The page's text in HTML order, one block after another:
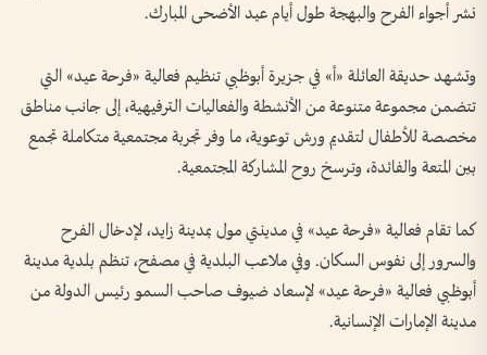
نشر أجواء الفرح والبهجة طول أيام عيد الأضحى المبارك.
وتشهد حديقة العائلة «أ» في جزيرة أبوظبي تنظيم فعالية «فرحة عيد» التي
تتضمن مجموعة متنوعة من الأنشطة والفعاليات الترفيهية، إلى جانب مناطق
مخصصة للأطفال لتقديم ورش توعوية، ما وفر تجربة مجتمعية متكاملة تجمع
بين المتعة والفائدة، وترسخ روح المشاركة المجتمعية.
كما تقام فعالية «فرحة عيد» في مدينتي مول بمدينة زايد، لإدخال الفرح
والسرور إلى نفوس السكان. وفي ملاعب البلدية في مصفح، تنظم بلدية مدينة
أبوظبي فعالية «فرحة عيد» لإسعاد ضيوف صاحب السمو رئيس الدولة من
مدينة الإمارات الإنسانية.